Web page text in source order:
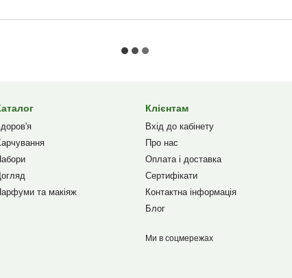
та макіяж
Клієнтам
Вхід до кабінету
Про нас
Оплата і доставка
Сертифікати
Контактна інформація
Блог
Ми в соцмережах